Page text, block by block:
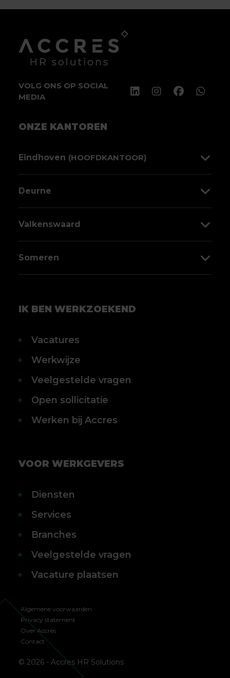
VOLG ONS OP SOCIAL
MEDIA
ONZE KANTOREN
Eindhoven (HOOFDKANTOOR)
040 303 00 03
Deurne
0493 319 900
Valkenswaard
Someren
5711 GC Someren
IK BEN WERKZOEKEND
Vacatures
Werkwijze
Veelgestelde vragen
Open sollicitatie
Werken bij Accres
VOOR WERKGEVERS
Diensten
Services
Branches
Veelgestelde vragen
Vacature plaatsen
Algemene voorwaarden
Privacy statement
Over Accres
Contact
© 2026 - Accres HR Solutions